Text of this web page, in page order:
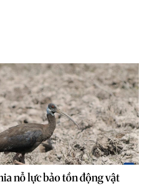
nỗ lực bảo tồn động vật